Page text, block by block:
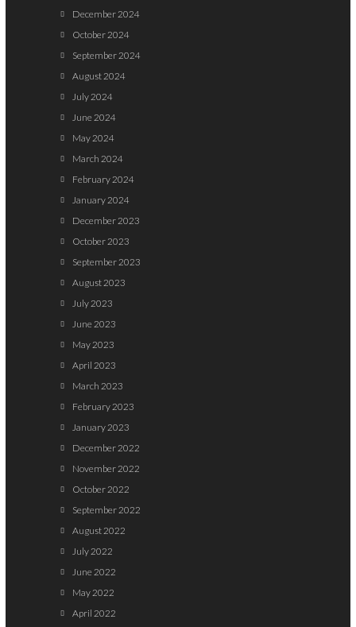
December 2024
October 2024
September 2024
August 2024
July 2024
June 2024
May 2024
March 2024
February 2024
January 2024
December 2023
October 2023
September 2023
August 2023
July 2023
June 2023
May 2023
April 2023
March 2023
February 2023
January 2023
December 2022
November 2022
October 2022
September 2022
August 2022
July 2022
June 2022
May 2022
April 2022